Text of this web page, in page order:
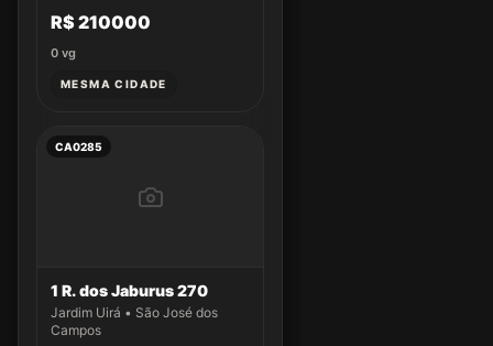
R$ 210000
0 vg
MESMA CIDADE
CA0285
1 R. dos Jaburus 270
Jardim Uirá • São José dos
Campos